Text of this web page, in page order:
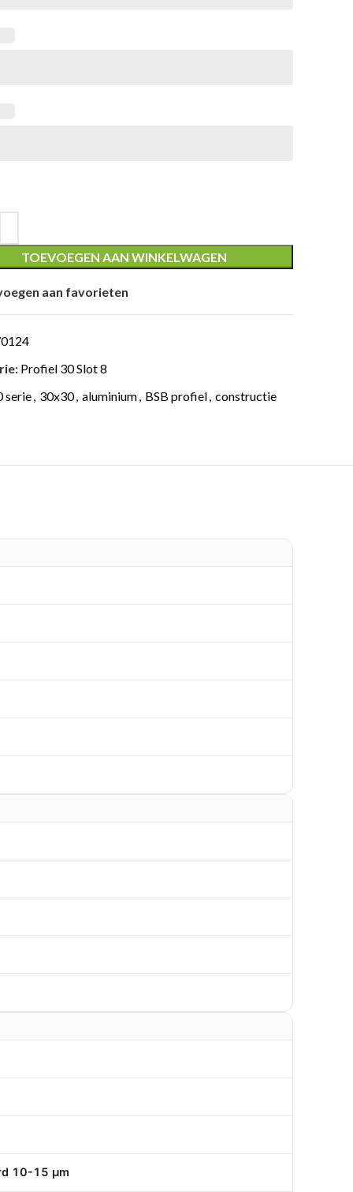
TOEVOEGEN AAN WINKELWAGEN
aan favorieten
Profiel 30 Slot 8
serie, 30x30, aluminium, BSB profiel, constructie
10-15 µm